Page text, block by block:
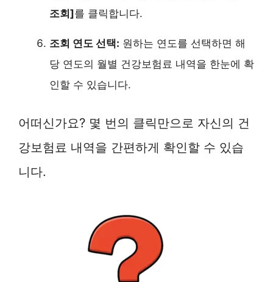
조회]를 클릭합니다.
조회 연도 선택: 원하는 연도를 선택하면 해
당 연도의 월별 건강보험료 내역을 한눈에 확
인할 수 있습니다.
어떠신가요? 몇 번의 클릭만으로 자신의 건
강보험료 내역을 간편하게 확인할 수 있습
니다.